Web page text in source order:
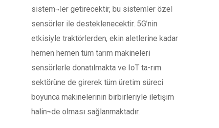
sistem¬ler getirecektir, bu sistemler özel
sensörler ile desteklenecektir. 5G’nin
etkisiyle traktörlerden, ekin aletlerine kadar
hemen hemen tüm tarım makineleri
sensörlerle donatılmakta ve IoT ta-rım
sektörüne de girerek tüm üretim süreci
boyunca makinelerinin birbirleriyle iletişim
halin¬de olması sağlanmaktadır.